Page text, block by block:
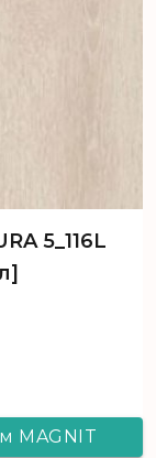
5_116L
MAGNIT